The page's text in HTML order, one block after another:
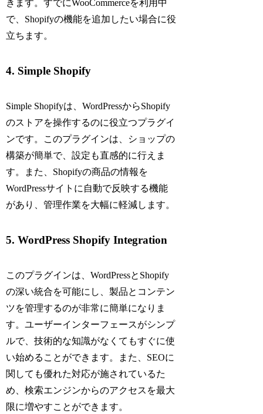
きます。すでにWooCommerceを利用中
で、Shopifyの機能を追加したい場合に役
立ちます。
4. Simple Shopify
Simple Shopifyは、WordPressからShopify
のストアを操作するのに役立つプラグイ
ンです。このプラグインは、ショップの
構築が簡単で、設定も直感的に行えま
す。また、Shopifyの商品の情報を
WordPressサイトに自動で反映する機能
があり、管理作業を大幅に軽減します。
5. WordPress Shopify Integration
このプラグインは、WordPressとShopify
の深い統合を可能にし、製品とコンテン
ツを管理するのが非常に簡単になりま
す。ユーザーインターフェースがシンプ
ルで、技術的な知識がなくてもすぐに使
い始めることができます。また、SEOに
関しても優れた対応が施されているた
め、検索エンジンからのアクセスを最大
限に増やすことができます。